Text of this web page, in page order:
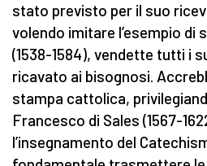
stato previsto per il suo
volendo imitare l’esempio di
(1538-1584), vendette tutti i
ricavato ai bisognosi.
stampa cattolica,
Francesco di Sales (1567-
l’insegnamento del